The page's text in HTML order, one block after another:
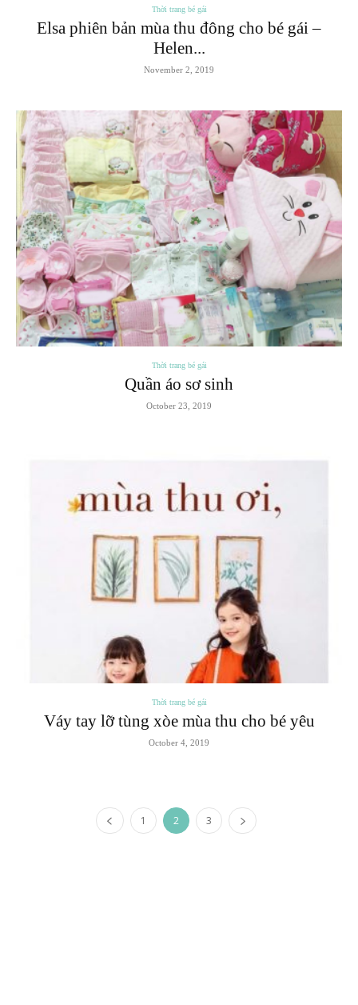
Thời trang bé gái
Elsa phiên bản mùa thu đông cho bé gái –
Helen...
November 2, 2019
Thời trang bé gái
Quần áo sơ sinh
October 23, 2019
Thời trang bé gái
Váy tay lỡ tùng xòe mùa thu cho bé yêu
October 4, 2019
1 2 3